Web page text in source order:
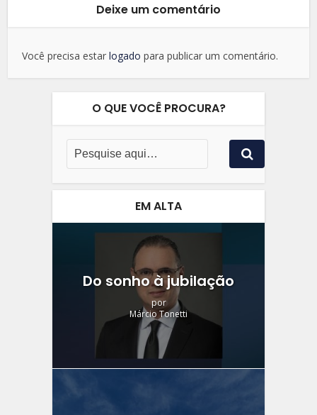
Deixe um comentário
Você precisa estarlogado para publicar um comentário.
O QUE VOCÊ PROCURA?
EM ALTA
Do sonho à jubilação
por
Márcio Tonetti